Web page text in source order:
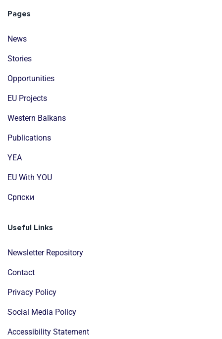
Pages
News
Stories
Opportunities
EU Projects
Western Balkans
Publications
YEA
EU With YOU
Cрпски
Useful Links
Newsletter Repository
Contact
Privacy Policy
Social Media Policy
Accessibility Statement